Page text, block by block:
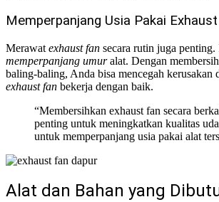
Memperpanjang Usia Pakai
Merawat exhaust fan secara rutin juga
memperpanjang umuralat. Dengan
baling-baling, Anda bisa mencegah kerusakan
exhaust fan bekerja dengan baik.
“Membersihkan exhaust fan secara
penting untuk meningkatkan kualitas
untuk memperpanjang usia pakai alat
Alat dan Bahan yang